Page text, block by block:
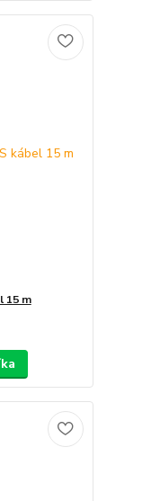
15 m